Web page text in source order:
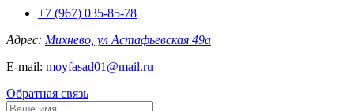
+7 (967) 035-85-78
Адрес: Михнево, ул Астафьевская 49а
E-mail: moyfasad01@mail.ru
Обратная связь